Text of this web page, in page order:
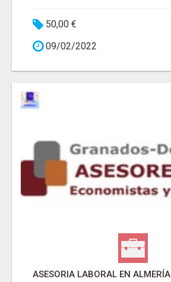
50,00 €
09/02/2022
ASESORIA LABORAL EN ALMERÍA